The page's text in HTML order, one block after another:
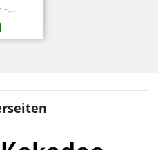
-...